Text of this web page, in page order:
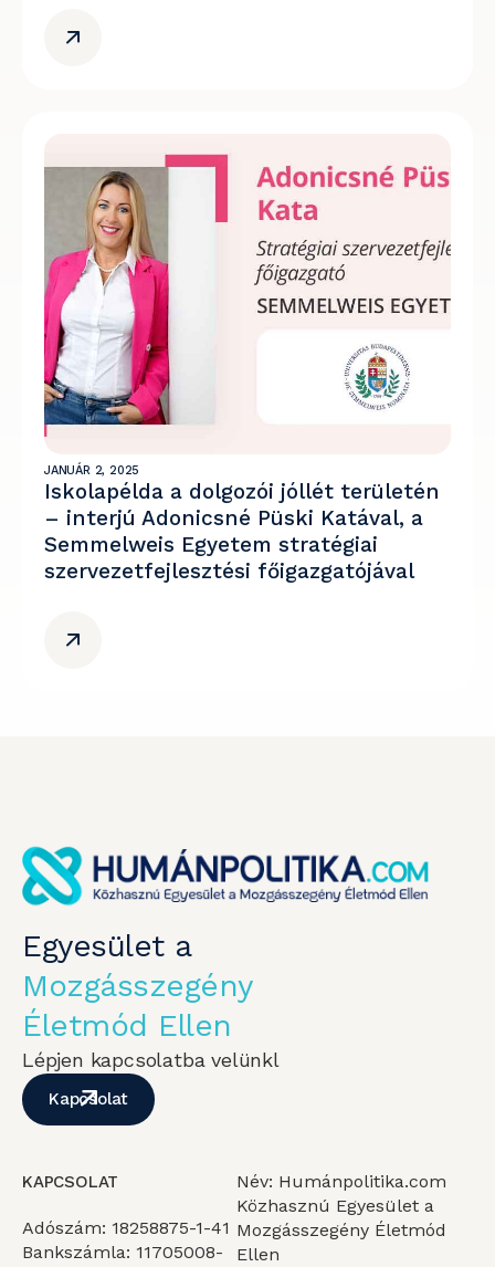
JANUÁR 2, 2025
Iskolapélda a dolgozói jóllét területén
– interjú Adonicsné Püski Katával, a
Semmelweis Egyetem stratégiai
szervezetfejlesztési főigazgatójával
Egyesület a
Mozgásszegény
Életmód Ellen
Lépjen kapcsolatba velünkl
Kapcsolat
KAPCSOLAT
Adószám: 18258875-1-41
Bankszámla: 11705008-
Név: Humánpolitika.com
Közhasznú Egyesület a
Mozgásszegény Életmód
Ellen